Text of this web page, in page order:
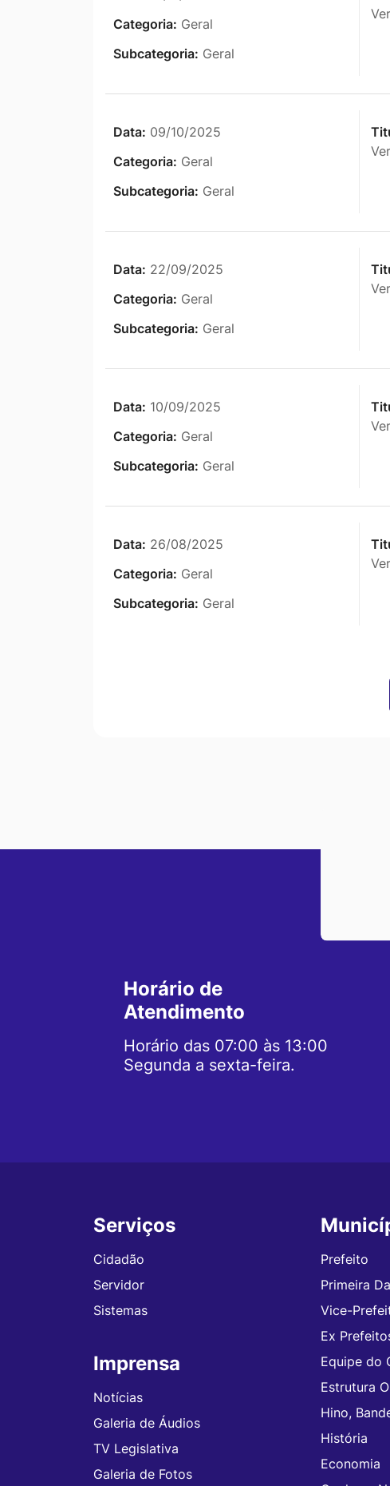
Categoria: Geral
Subcategoria: Geral
Data: 09/10/2025
Categoria: Geral
Subcategoria: Geral
Data: 22/09/2025
Categoria: Geral
Subcategoria: Geral
Data: 10/09/2025
Categoria: Geral
Subcategoria: Geral
Data: 26/08/2025
Categoria: Geral
Subcategoria: Geral
Horário de
Atendimento
Horário das 07:00 às 13:00
Segunda a sexta-feira.
Seção do Rodapé e Contato
Serviços
Cidadão
Servidor
Sistemas
Imprensa
Notícias
Galeria de Áudios
TV Legislativa
Galeria de Fotos
Prefeito
Primeira
Vice-
Ex
Equipe do
Estrutura
Hino,
História
Economia